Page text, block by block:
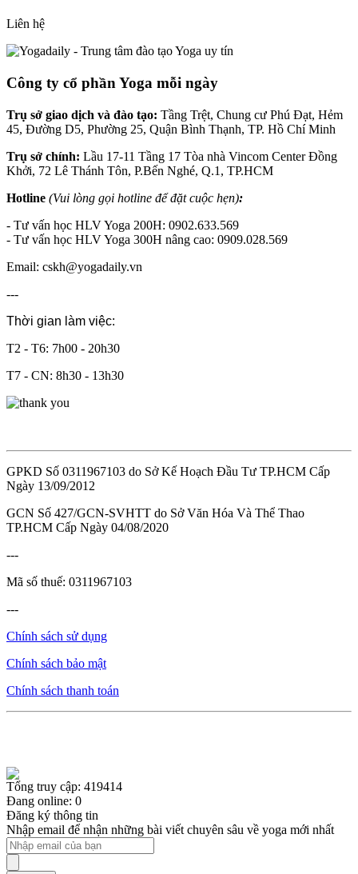
Liên hệ
Công ty cổ phần Yoga mỗi ngày
Trụ sở giao dịch và đào tạo: Tầng Trệt, Chung cư Phú Đạt, Hẻm
45, Đường D5, Phường 25, Quận Bình Thạnh, TP. Hồ Chí Minh
Trụ sở chính: Lầu 17-11 Tầng 17 Tòa nhà Vincom Center Đồng
Khởi, 72 Lê Thánh Tôn, P.Bến Nghé, Q.1, TP.HCM
Hotline (Vui lòng gọi hotline để đặt cuộc hẹn):
- Tư vấn học HLV Yoga 200H: 0902.633.569
- Tư vấn học HLV Yoga 300H nâng cao: 0909.028.569
Email: cskh@yogadaily.vn
---
Thời gian làm việc:
T2 - T6: 7h00 - 20h30
T7 - CN: 8h30 - 13h30
GPKD Số 0311967103 do Sở Kế Hoạch Đầu Tư TP.HCM Cấp
Ngày 13/09/2012
GCN Số 427/GCN-SVHTT do Sở Văn Hóa Và Thể Thao
TP.HCM Cấp Ngày 04/08/2020
---
Mã số thuế: 0311967103
---
Chính sách sử dụng
Chính sách bảo mật
Chính sách thanh toán
Tổng truy cập: 419414
Đang online: 0
Đăng ký thông tin
Nhập email để nhận những bài viết chuyên sâu về yoga mới nhất